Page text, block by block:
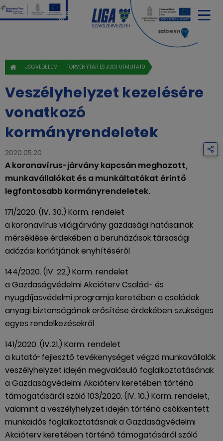
JOGVÉDELEM TÖRVÉNYTÁR ÉS JOGI ÚTMUTATÓ
Veszélyhelyzet kezelésére
vonatkozó
kormányrendeletek
2020.05.20
A koronavírus-járvány kapcsán meghozott,
munkavállalókat és a munkáltatókat érintő
legfontosabb kormányrendeletek.
171/2020. (IV. 30.) Korm. rendelet
a koronavírus világjárvány gazdasági hatásainak
mérséklése érdekében a beruházások társasági
adózási korlátjának enyhítéséről
144/2020. (IV. 22.) Korm. rendelet
a Gazdaságvédelmi Akcióterv Család- és
nyugdíjasvédelmi programja keretében a családok
anyagi biztonságának erősítése érdekében szükséges
egyes rendelkezésekről
141/2020. (IV.21.) Korm. rendelet
a kutató-fejlesztő tevékenységet végző munkavállalók
veszélyhelyzet idején megvalósuló foglalkoztatásának
a Gazdaságvédelmi Akcióterv keretében történő
támogatásáról szóló 103/2020. (IV. 10.) Korm. rendelet,
valamint a veszélyhelyzet idején történő csökkentett
munkaidős foglalkoztatásnak a Gazdaságvédelmi
Akcióterv keretében történő támogatásáról szóló